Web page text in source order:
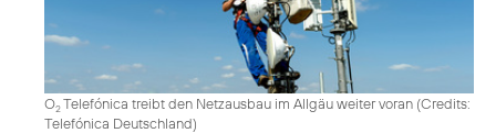
O2Telefónica treibt den Netzausbau im Allgäu weiter voran (Credits:
Telefónica Deutschland)